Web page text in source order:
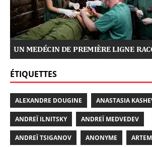
ÉTIQUETTES
ALEXANDRE DOUGINE ANASTASIA
ANDREÏ ILNITSKY ANDREÏ MEDVEDEV
ANDREÏ TSIGANOV ANONYME